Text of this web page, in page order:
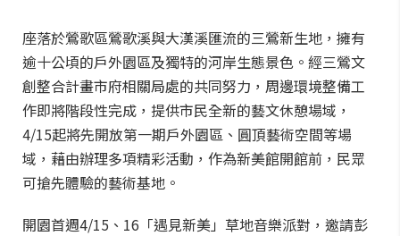
座落於鶯歌區鶯歌溪與大漢溪匯流的三鶯新生地，擁有
逾十公頃的戶外園區及獨特的河岸生態景色。經三鶯文
創整合計畫市府相關局處的共同努力，周邊環境整備工
作即將階段性完成，提供市民全新的藝文休憩場域，
4/15起將先開放第一期戶外園區、圓頂藝術空間等場
域，藉由辦理多項精彩活動，作為新美館開館前，民眾
可搶先體驗的藝術基地。
開園首週4/15、16「遇見新美」草地音樂派對，邀請彭